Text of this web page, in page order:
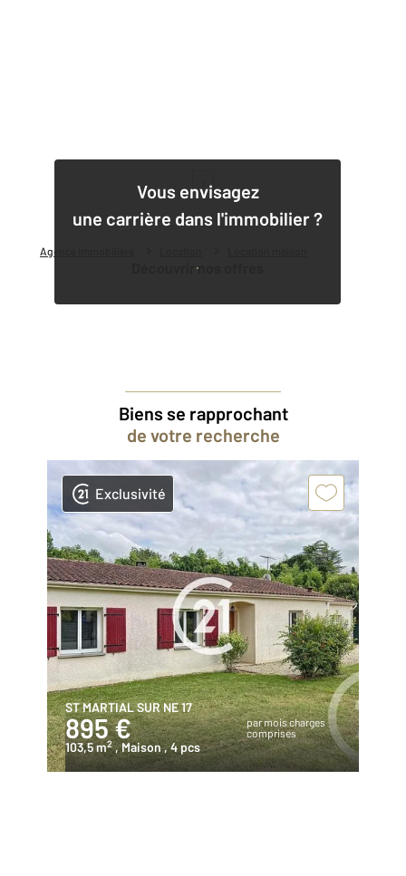
Agence immobilière
Vous envisagez
une carrière dans l'immobilier ?
Découvrir nos offres
1
Biens se rapprochant
de votre recherche
Exclusivité
ST MARTIAL SUR NE 17
895 €
par mois charges
comprises
103,5 m2 , Maison, 4 pcs